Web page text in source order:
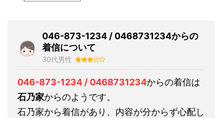
046-873-1234 / 0468731234からの
着信について
30代男性
046-873-1234 / 0468731234からの着信は
石乃家からのようです。
石乃家から着信があり、内容が分からず心配し